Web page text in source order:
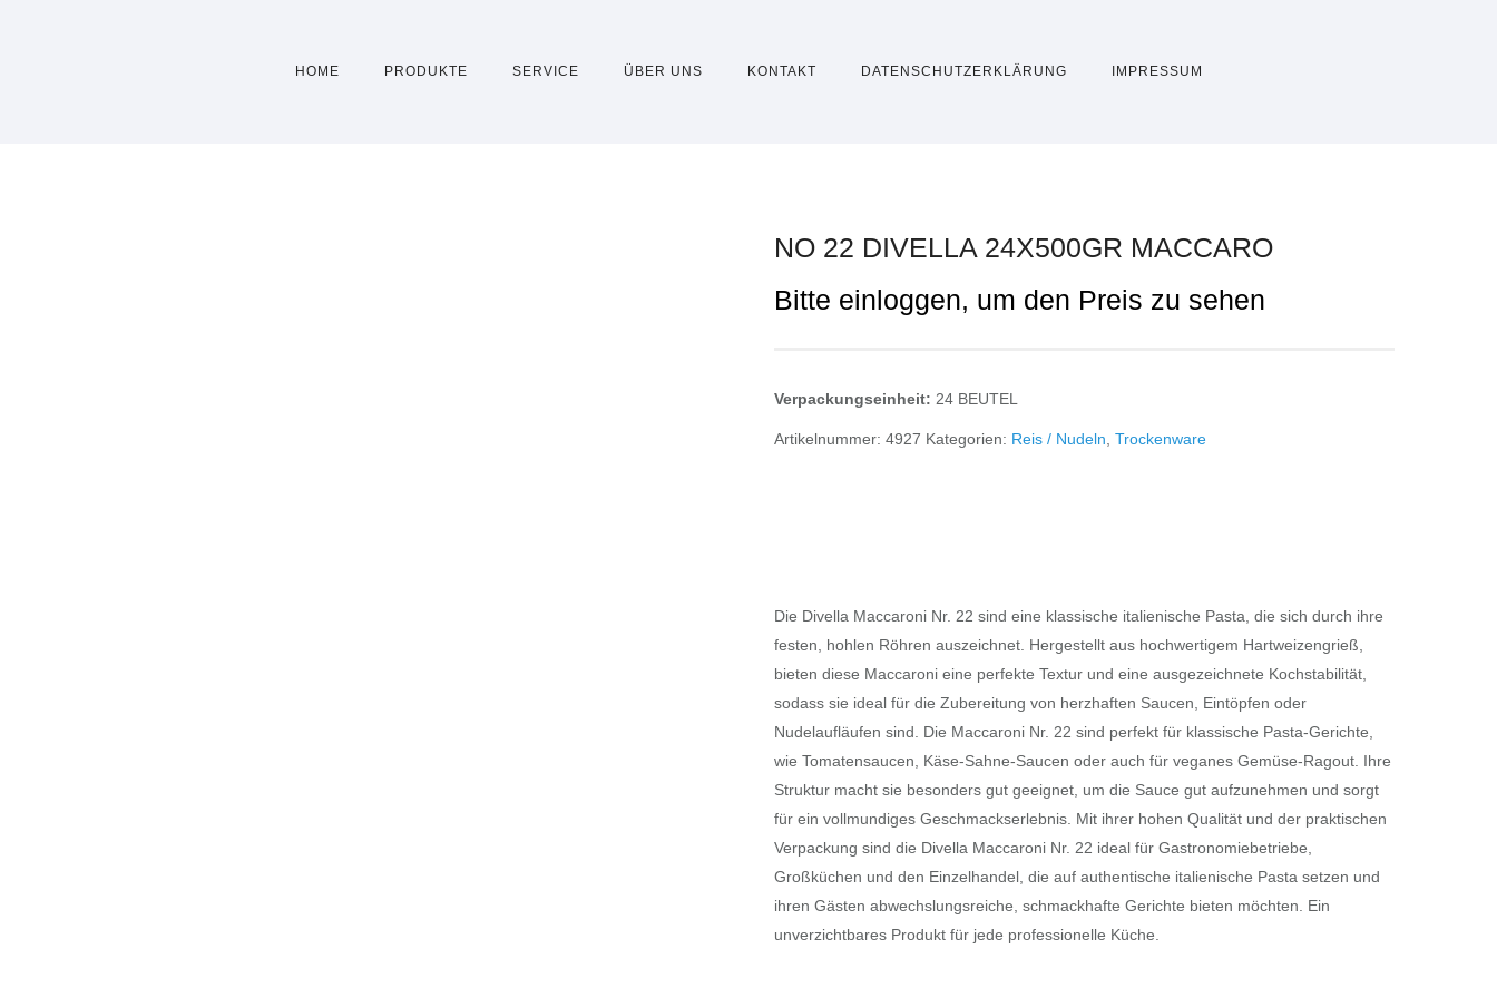
HOME PRODUKTE SERVICE ÜBER UNS KONTAKT DATENSCHUTZERKLÄRUNG IMPRESSUM
NO 22 DIVELLA 24X500GR MACCARO
Bitte einloggen, um den Preis zu sehen
Verpackungseinheit: 24 BEUTEL
Artikelnummer:4927 Kategorien: Reis / Nudeln ,Trockenware
Die Divella Maccaroni Nr. 22 sind eine klassische italienische Pasta, die sich durch ihre
festen, hohlen Röhren auszeichnet. Hergestellt aus hochwertigem Hartweizengrieß,
bieten diese Maccaroni eine perfekte Textur und eine ausgezeichnete Kochstabilität,
sodass sie ideal für die Zubereitung von herzhaften Saucen, Eintöpfen oder
Nudelaufläufen sind. Die Maccaroni Nr. 22 sind perfekt für klassische Pasta-Gerichte,
wie Tomatensaucen, Käse-Sahne-Saucen oder auch für veganes Gemüse-Ragout. Ihre
Struktur macht sie besonders gut geeignet, um die Sauce gut aufzunehmen und sorgt
für ein vollmundiges Geschmackserlebnis. Mit ihrer hohen Qualität und der praktischen
Verpackung sind die Divella Maccaroni Nr. 22 ideal für Gastronomiebetriebe,
Großküchen und den Einzelhandel, die auf authentische italienische Pasta setzen und
ihren Gästen abwechslungsreiche, schmackhafte Gerichte bieten möchten. Ein
unverzichtbares Produkt für jede professionelle Küche.